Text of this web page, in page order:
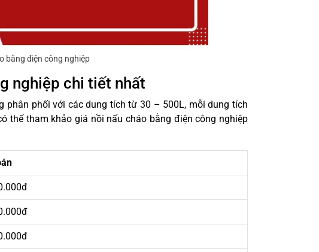
bằng điện công nghiệp
nghiệp chi tiết nhất
phân phối với các dung tích từ 30 – 500L, mỗi dung tích
thể tham khảo giá nồi nấu cháo bằng điện công nghiệp